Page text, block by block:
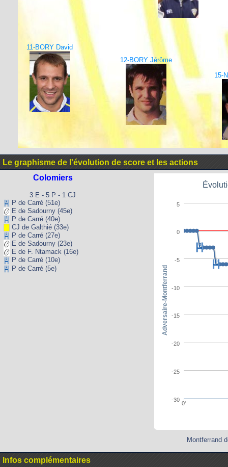
11-BORY David
12-BORY Jérôme
15-
Le graphisme de l'évolution de score et les actions
Colomiers
3 E - 5 P - 1 CJ
P de Carré (51e)
E de Sadourny (45e)
P de Carré (40e)
CJ de Galthié (33e)
P de Carré (27e)
E de Sadourny (23e)
E de F. Ntamack (16e)
P de Carré (10e)
P de Carré (5e)
0'
-30
-25
-20
-15
-10
-5
0
5
Adversaire-Montferrand
Montferrand
Infos complémentaires